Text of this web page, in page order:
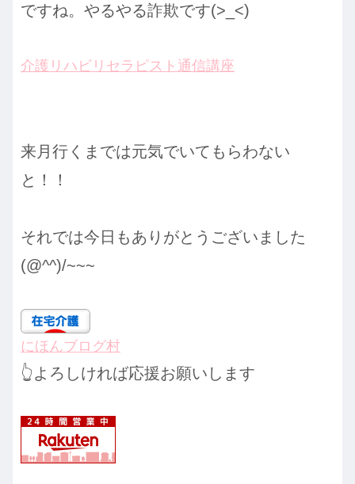
ですね。やるやる詐欺です(>_<)
介護リハビリセラピスト通信講座
来月行くまでは元気でいてもらわない
と！！
それでは今日もありがとうございました
(@^^)/~~~
にほんブログ村
👆よろしければ応援お願いします